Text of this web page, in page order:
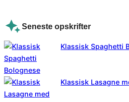
Seneste opskrifter
Klassisk Spaghetti
Klassisk Lasagne